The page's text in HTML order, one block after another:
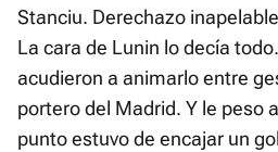
Stanciu. Derechazo
La cara de Lunin lo decía
acudieron a animarlo entre
portero del Madrid. Y le peso
punto estuvo de encajar un